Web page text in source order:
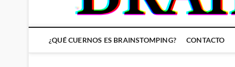
¿QUÉ CUERNOS ES BRAINSTOMPING? CONTACTO